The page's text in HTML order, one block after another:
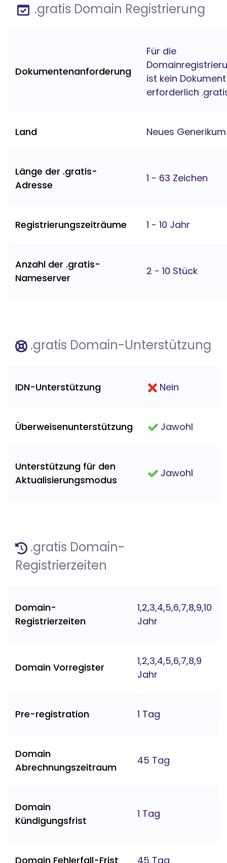
.gratis Domain Registrierung
Dokumentenanforderung
Für die
ist kein Dokument
erforderlich
Land Neues Generikum
Länge der .gratis-
Adresse
1 - 63 Zeichen
Registrierungszeiträume 1 - 10 Jahr
Anzahl der .gratis-
Nameserver
2 - 10 Stück
.gratis Domain-Unterstützung
IDN-Unterstützung Nein
Überweisenunterstützung Jawohl
Unterstützung für den
Aktualisierungsmodus
Jawohl
.gratis Domain-
Registrierzeiten
Domain-
Registrierzeiten
1,2,3,4,5,6,7,8,9,10
Jahr
Domain Vorregister
1,2,3,4,5,6,7,8,9
Jahr
Pre-registration 1 Tag
Domain
Abrechnungszeitraum
45 Tag
Domain
Kündigungsfrist
1 Tag
Domain Fehlerfall-Frist 45 Tag